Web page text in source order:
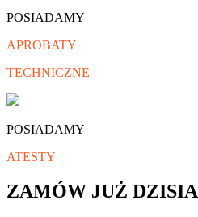
POSIADAMY
APROBATY
TECHNICZNE
POSIADAMY
ATESTY
ZAMÓW JUŻ